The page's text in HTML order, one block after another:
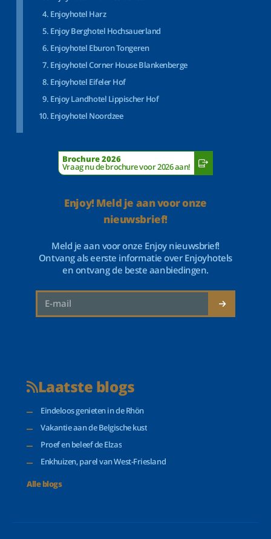
Enjoyhotel Harz
Enjoy Berghotel Hochsauerland
Enjoyhotel Eburon Tongeren
Enjoyhotel Corner House Blankenberge
Enjoyhotel Eifeler Hof
Enjoy Landhotel Lippischer Hof
Enjoyhotel Noordzee
Brochure 2026
Vraag nu de brochure voor 2026 aan!
Enjoy! Meld je aan voor onze
nieuwsbrief!
Meld je aan voor onze Enjoy nieuwsbrief!
Ontvang als eerste informatie over Enjoyhotels
en ontvang de beste aanbiedingen.
Laatste blogs
Eindeloos genieten in de Rhön
Vakantie aan de Belgische kust
Proef en beleef de Elzas
Enkhuizen, parel van West-Friesland
Alle blogs